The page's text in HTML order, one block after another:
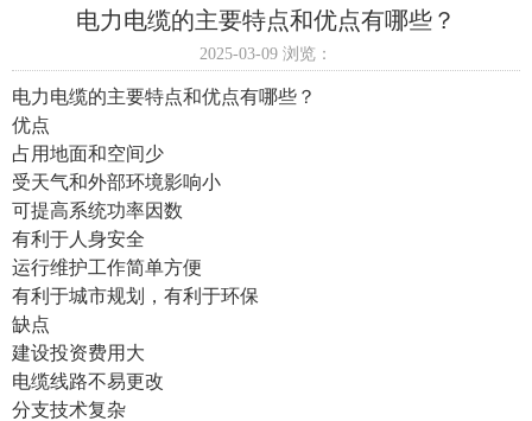
电力电缆的主要特点和优点有哪些？
2025-03-09 浏览：
电力电缆的主要特点和优点有哪些？
优点
占用地面和空间少
受天气和外部环境影响小
可提高系统功率因数
有利于人身安全
运行维护工作简单方便
有利于城市规划，有利于环保
缺点
建设投资费用大
电缆线路不易更改
分支技术复杂